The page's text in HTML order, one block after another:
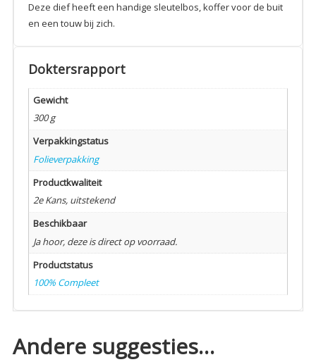
Deze dief heeft een handige sleutelbos, koffer voor de buit
en een touw bij zich.
Doktersrapport
Gewicht
300 g
Verpakkingstatus
Folieverpakking
Productkwaliteit
2e Kans, uitstekend
Beschikbaar
Ja hoor, deze is direct op voorraad.
Productstatus
100% Compleet
Andere suggesties…